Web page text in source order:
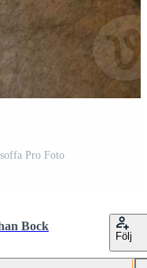
Pro Foto
Bock
Följ